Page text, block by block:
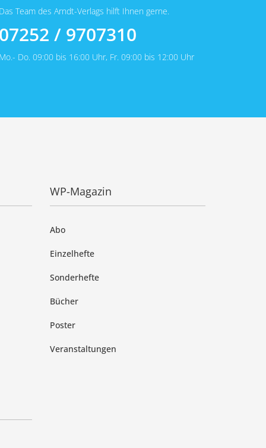
Das Team des Arndt-Verlags hilft Ihnen gerne.
07252 / 9707310
Mo.- Do. 09:00 bis 16:00 Uhr, Fr. 09:00 bis 12:00 Uhr
WP-Magazin
Abo
Einzelhefte
Sonderhefte
Bücher
Poster
Veranstaltungen